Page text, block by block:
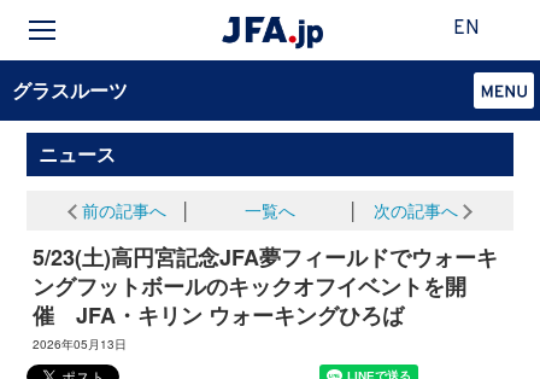
EN
グラスルーツ
ニュース
前の記事へ 一覧へ 次の記事へ
5/23(土)高円宮記念JFA夢フィールドでウォーキ
ングフットボールのキックオフイベントを開
催 JFA・キリン ウォーキングひろば
2026年05月13日